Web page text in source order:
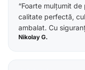
“Foarte mulțumit
calitate perfectă,
ambalat. Cu
Nikolay G.